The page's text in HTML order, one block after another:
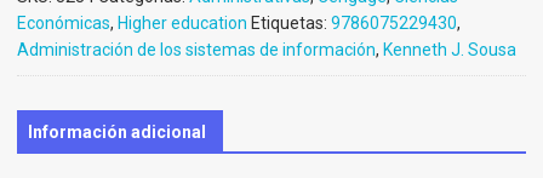
Económicas, Higher education Etiquetas: 9786075229430,
Administración de los sistemas de información, Kenneth J. Sousa
Información adicional